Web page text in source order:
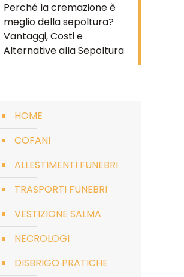
Perché la cremazione è
meglio della sepoltura?
Vantaggi, Costi e
Alternative alla Sepoltura
HOME
COFANI
ALLESTIMENTI FUNEBRI
TRASPORTI FUNEBRI
VESTIZIONE SALMA
NECROLOGI
DISBRIGO PRATICHE